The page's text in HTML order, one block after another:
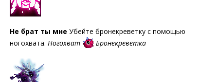
Не брат ты мне Убейте бронекреветку с помощью
ногохвата. Ногохват Бронекреветка